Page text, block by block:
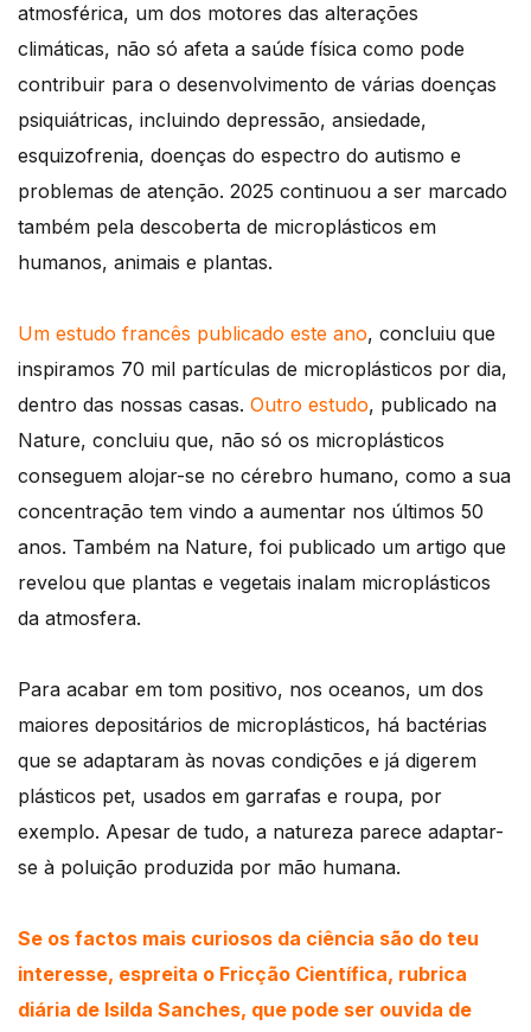
atmosférica, um dos motores das alterações
climáticas, não só afeta a saúde física como pode
contribuir para o desenvolvimento de várias doenças
psiquiátricas, incluindo depressão, ansiedade,
esquizofrenia, doenças do espectro do autismo e
problemas de atenção. 2025 continuou a ser marcado
também pela descoberta de microplásticos em
humanos, animais e plantas.
Um estudo francês publicado este ano, concluiu que
inspiramos 70 mil partículas de microplásticos por dia,
dentro das nossas casas. Outro estudo, publicado na
Nature, concluiu que, não só os microplásticos
conseguem alojar-se no cérebro humano, como a sua
concentração tem vindo a aumentar nos últimos 50
anos. Também na Nature, foi publicado um artigo que
revelou que plantas e vegetais inalam microplásticos
da atmosfera.
Para acabar em tom positivo, nos oceanos, um dos
maiores depositários de microplásticos, há bactérias
que se adaptaram às novas condições e já digerem
plásticos pet, usados em garrafas e roupa, por
exemplo. Apesar de tudo, a natureza parece adaptar-
se à poluição produzida por mão humana.
Se os factos mais curiosos da ciência são do teu
interesse, espreita o Fricção Científica, rubrica
diária de Isilda Sanches, que pode ser ouvida de